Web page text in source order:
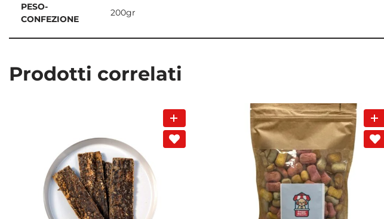
PESO-
CONFEZIONE
200gr
Prodotti correlati